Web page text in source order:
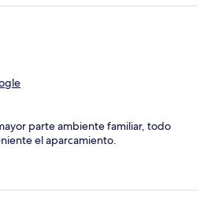
parte ambiente familiar, todo
el aparcamiento.